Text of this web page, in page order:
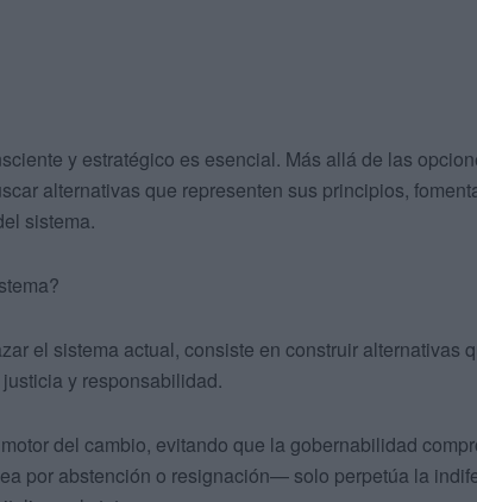
y estratégico es esencial. Más allá de las
alternativas que representen sus principios,
sistema.
el sistema actual, consiste en construir alternativas
y responsabilidad.
del cambio, evitando que la gobernabilidad
por abstención o resignación— solo perpetúa la